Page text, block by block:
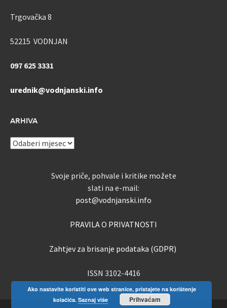
Trgovačka 8
52215 VODNJAN
097 625 3331
urednik@vodnjanski.info
ARHIVA
ARHIVA
Svoje priče, pohvale i kritike možete
slati na e-mail:
post@vodnjanski.info
PRAVILA O PRIVATNOSTI
Zahtjev za brisanje podataka (GDPR)
ISSN 3102-4416
Ako nastavite koristiti ove web stranice, pristajete na korištenje
kolačića. Saznaj više Prihvaćam